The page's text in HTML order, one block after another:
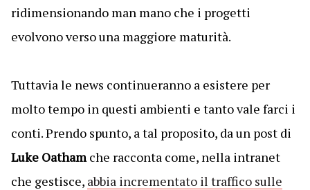
ridimensionando man mano che i progetti
evolvono verso una maggiore maturità.
Tuttavia le news continueranno a esistere per
molto tempo in questi ambienti e tanto vale farci i
conti. Prendo spunto, a tal proposito, da un post di
Luke Oathamche racconta come, nella intranet
che gestisce, abbia incrementato il traffico sulle